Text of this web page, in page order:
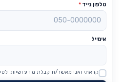
טלפון נייד *
אימייל
Website
קראתי ואני מאשר/ת קבלת מידע ושיווק לפי